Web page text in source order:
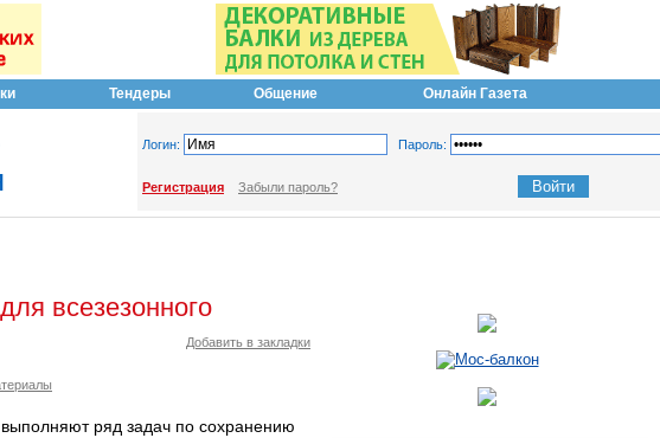
Тендеры Общение Онлайн Газета
Логин: Пароль:
Регистрация Забыли пароль?
всезезонного
Добавить в закладки
ряд задач по сохранению